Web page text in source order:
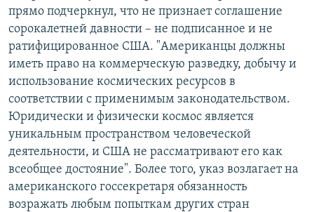
прямо подчеркнул, что не признает соглашение
сорокалетней давности – не подписанное и не
ратифицированное США. "Американцы должны
иметь право на коммерческую разведку, добычу и
использование космических ресурсов в
соответствии с применимым законодательством.
Юридически и физически космос является
уникальным пространством человеческой
деятельности, и США не рассматривают его как
всеобщее достояние". Более того, указ возлагает на
американского госсекретаря обязанность
возражать любым попыткам других стран